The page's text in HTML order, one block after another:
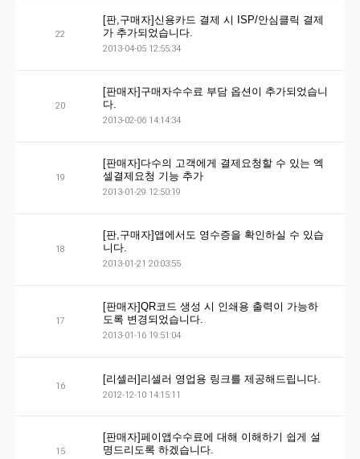
22
[판,구매자]신용카드 결제 시 ISP/안심클릭 결제
가 추가되었습니다.
2013-04-05 12:55:34
20
[판매자]구매자수수료 부담 옵션이 추가되었습니
다.
2013-02-06 14:14:34
19
[판매자]다수의 고객에게 결제요청할 수 있는 엑
셀결제요청 기능 추가
2013-01-29 12:50:19
18
[판,구매자]앱에서도 영수증을 확인하실 수 있습
니다.
2013-01-21 20:03:55
17
[판매자]QR코드 생성 시 인쇄용 출력이 가능하
도록 변경되었습니다.
2013-01-16 19:51:04
16
[리셀러]리셀러 영업용 링크를 제공해드립니다.
2012-12-10 14:15:11
15
[판매자]페이앱수수료에 대해 이해하기 쉽게 설
명드리도록 하겠습니다.